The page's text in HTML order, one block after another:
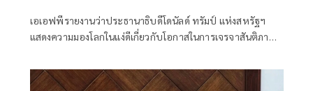
เอเอฟพีรายงานว่าประธานาธิบดีโดนัลด์ ทรัมป์ แห่งสหรัฐฯ
แสดงความมองโลกในแง่ดีเกี่ยวกับโอกาสในการเจรจาสันติภาพ
ที่สามติดต่อกัน